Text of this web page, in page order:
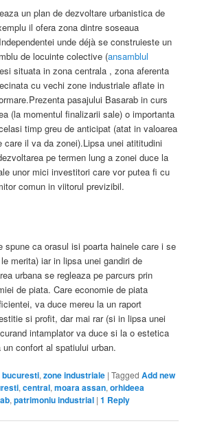
un plan de dezvoltare urbanistica de
il ofera zona dintre soseaua
unde déjà se construieste un
de locuinte colective (ansamblul
situata in zona centrala , zona aferenta
cu vechi zone industriale aflate in
pasajului Basarab in curs
(la momentul finalizarii sale) o importanta
timp greu de anticipat (atat in valoarea
il va da zonei).Lipsa unei atititudini
pe termen lung a zonei duce la
unor mici investitori care vor putea fi cu
comun in viitorul previzibil.
spune ca orasul isi poarta hainele care i se
merita) iar in lipsa unei gandiri de
urbana se regleaza pe parcurs prin
de piata. Care economie de piata
va duce mereu la un raport
si profit, dar mai rar (si in lipsa unei
intamplator va duce si la o estetica
confort al spatiului urban.
bucuresti,zone industriale |Tagged Add new
,central,moara assan,orhideea
,patrimoniu industrial |1 Reply